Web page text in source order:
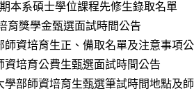
本系碩士學位課程先修生錄取名單
育獎學金甄選面試時間公告
師資培育生正、備取名單及注意事項
資培育公費生甄選面試時間公告
學部師資培育生甄選筆試時間地點及